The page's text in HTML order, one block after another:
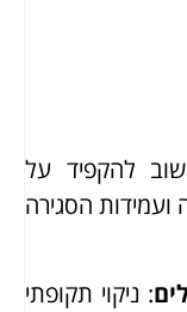
להקפיד על
הסגירה
: ניקוי תקופתי